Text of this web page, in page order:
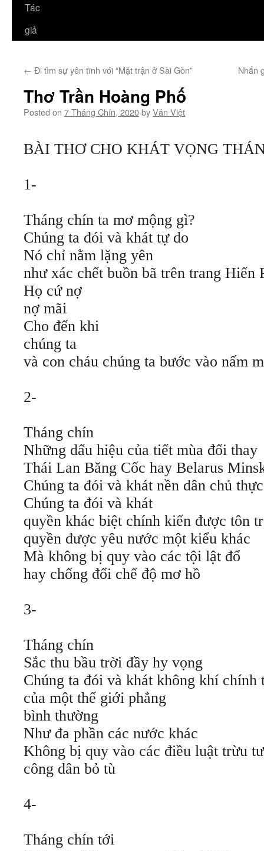
Tác
giả
← Đi tìm sự yên tĩnh với “Mặt trận ở Sài Gòn” Nhắn
Thơ Trần Hoàng Phố
Posted on 7 Tháng Chín, 2020byVăn Việt
BÀI THƠ CHO KHÁT VỌNG
1-
Tháng chín ta mơ mộng gì?
Chúng ta đói và khát tự do
Nó chỉ nằm lặng yên
như xác chết buồn bã trên trang Hiến
Họ cứ nợ
nợ mãi
Cho đến khi
chúng ta
và con cháu chúng ta bước vào nấm
2-
Tháng chín
Những dấu hiệu của tiết mùa đổi thay
Thái Lan Băng Cốc hay Belarus
Chúng ta đói và khát nền dân chủ thực
Chúng ta đói và khát
quyền khác biệt chính kiến được tôn
quyền được yêu nước một kiểu khác
Mà không bị quy vào các tội lật đổ
hay chống đối chế độ mơ hồ
3-
Tháng chín
Sắc thu bầu trời đầy hy vọng
Chúng ta đói và khát không khí chính
của một thế giới phẳng
bình thường
Như đa phần các nước khác
Không bị quy vào các điều luật trừu
công dân bỏ tù
4-
Tháng chín tới